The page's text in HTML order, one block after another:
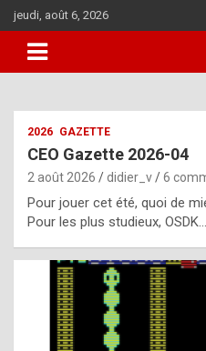
Aller
au
contenu
jeudi, août 6, 2026
2026 GAZETTE
CEO Gazette 2026-04
2 août 2026 didier_v 6
Pour jouer cet été, quoi de
Pour les plus studieux, OSDK…